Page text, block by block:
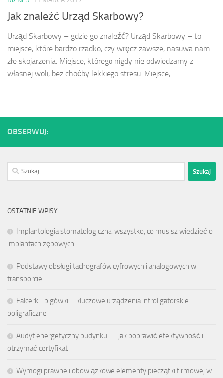
Jak znaleźć Urząd Skarbowy?
Urząd Skarbowy – gdzie go znaleźć? Urząd Skarbowy – to
miejsce, które bardzo rzadko, czy wręcz zawsze, nasuwa nam
złe skojarzenia. Miejsce, którego nigdy nie odwiedzamy z
własnej woli, bez choćby lekkiego stresu. Miejsce,...
OBSERWUJ:
Szukaj:
OSTATNIE WPISY
Implantologia stomatologiczna: wszystko, co musisz wiedzieć o
implantach zębowych
Podstawy obsługi tachografów cyfrowych i analogowych w
transporcie
Falcerki i bigówki – kluczowe urządzenia introligatorskie i
poligraficzne
Audyt energetyczny budynku — jak poprawić efektywność i
otrzymać certyfikat
Wymogi prawne i obowiązkowe elementy pieczątki firmowej w